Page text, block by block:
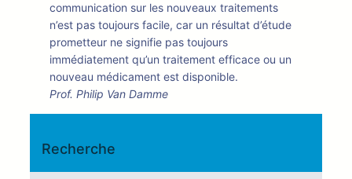
communication sur les nouveaux traitements
n’est pas toujours facile, car un résultat d’étude
prometteur ne signifie pas toujours
immédiatement qu’un traitement efficace ou un
nouveau médicament est disponible.
Prof. Philip Van Damme
Recherche